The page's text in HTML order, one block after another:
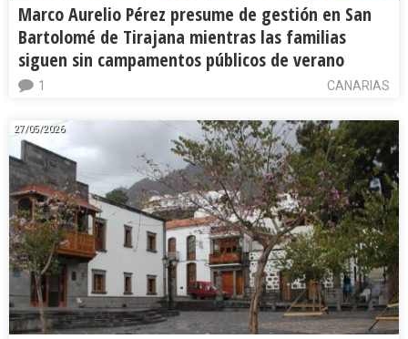
Marco Aurelio Pérez presume de gestión en San
Bartolomé de Tirajana mientras las familias
siguen sin campamentos públicos de verano
CANARIAS
1
27/05/2026